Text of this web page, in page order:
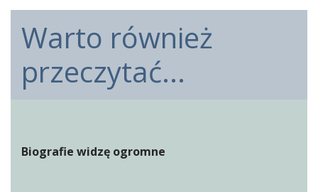
Warto również
przeczytać...
Biografie widzę ogromne